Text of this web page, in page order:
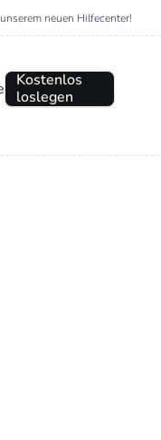
neuen Hilfecenter!
Kostenlos
loslegen